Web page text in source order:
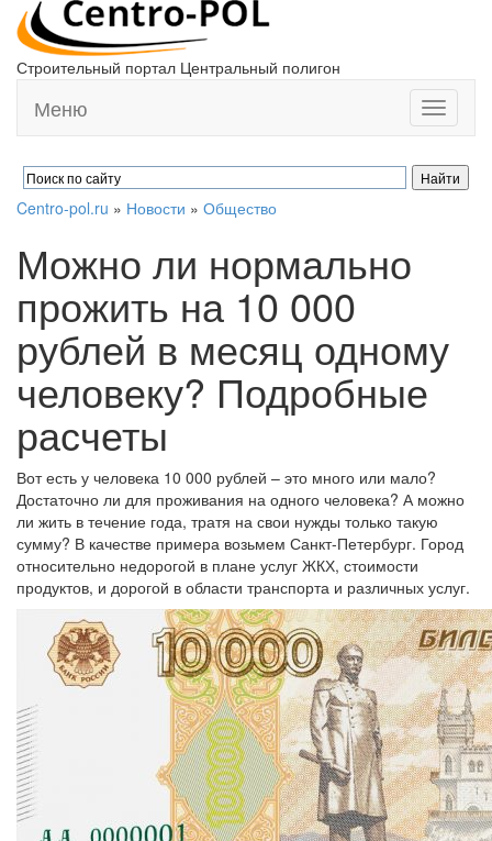
Строительный портал Центральный полигон
Toggle
Меню
Centro-pol.ru » Новости » Общество
Можно ли нормально
прожить на 10 000
рублей в месяц одному
человеку? Подробные
расчеты
Вот есть у человека 10 000 рублей – это много или мало?
Достаточно ли для проживания на одного человека? А можно
ли жить в течение года, тратя на свои нужды только такую
сумму? В качестве примера возьмем Санкт-Петербург. Город
относительно недорогой в плане услуг ЖКХ, стоимости
продуктов, и дорогой в области транспорта и различных услуг.